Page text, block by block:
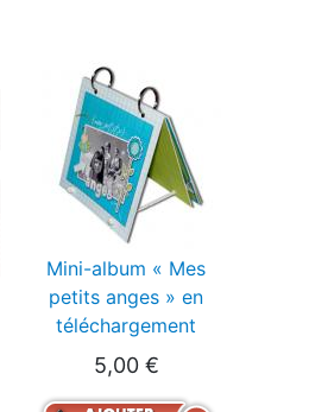
Mini-album « Mes
petits anges » en
téléchargement
5,00 €